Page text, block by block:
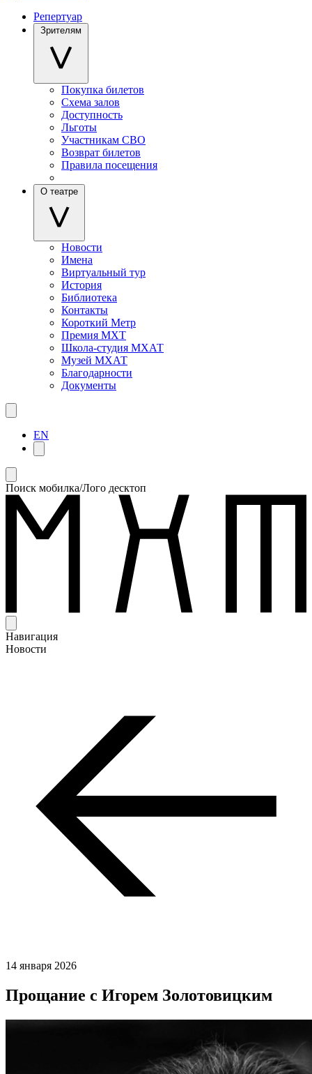
Репертуар
Зрителям
Покупка билетов
Схема залов
Доступность
Льготы
Участникам СВО
Возврат билетов
Правила посещения
О театре
Новости
Имена
Виртуальный тур
История
Библиотека
Контакты
Короткий Метр
Премия МХТ
Школа-студия МХАТ
Музей МХАТ
Благодарности
Документы
EN
Поиск мобилка/Лого десктоп
Навигация
Новости
14 января 2026
Прощание с Игорем Золотовицким